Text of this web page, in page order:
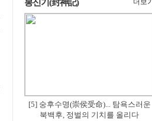
봉신기(封神記) 더보기
[5] 숭후수명(崇侯受命)... 탐욕스러운
북백후, 정벌의 기치를 올리다